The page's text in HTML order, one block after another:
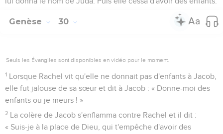
Genèse 30
Seuls les Évangiles sont disponibles en vidéo pour le moment.
1 Lorsque Rachel vit qu'elle ne donnait pas d'enfants à Jacob,
elle fut jalouse de sa sœur et dit à Jacob : « Donne-moi des
enfants ou je meurs ! »
2 La colère de Jacob s'enflamma contre Rachel et il dit :
« Suis-je à la place de Dieu, qui t'empêche d'avoir des